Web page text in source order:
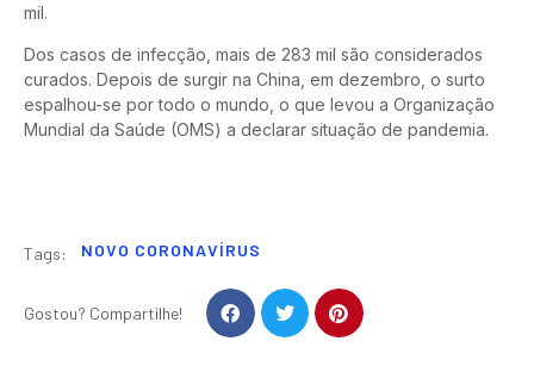
mil.
Dos casos de infecção, mais de 283 mil são considerados
curados. Depois de surgir na China, em dezembro, o surto
espalhou-se por todo o mundo, o que levou a Organização
Mundial da Saúde (OMS) a declarar situação de pandemia.
Tags: NOVO CORONAVÍRUS
Gostou? Compartilhe!